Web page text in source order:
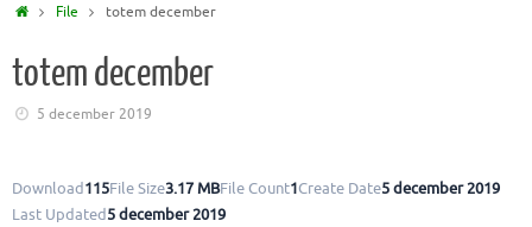
HomeFile totem december
totem december
5 december 2019
Download115File Size3.17 MBFile Count1Create Date5 december 2019
Last Updated5 december 2019